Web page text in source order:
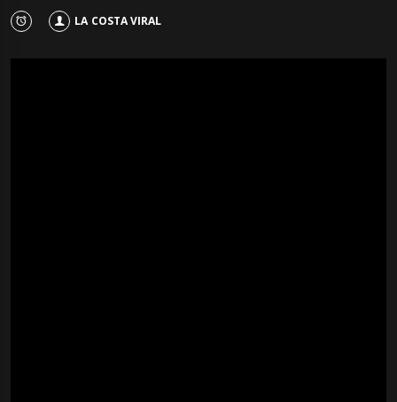
LA COSTA VIRAL